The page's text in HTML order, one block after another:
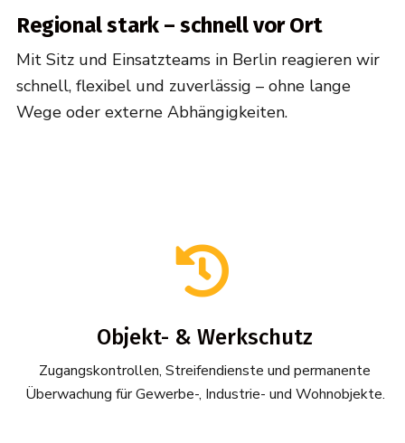
Regional stark – schnell vor Ort
Mit Sitz und Einsatzteams in Berlin reagieren wir
schnell, flexibel und zuverlässig – ohne lange
Wege oder externe Abhängigkeiten.

Objekt- & Werkschutz
Zugangskontrollen, Streifendienste und permanente
Überwachung für Gewerbe-, Industrie- und Wohnobjekte.